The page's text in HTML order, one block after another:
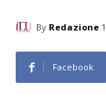
By Redazione
Facebook